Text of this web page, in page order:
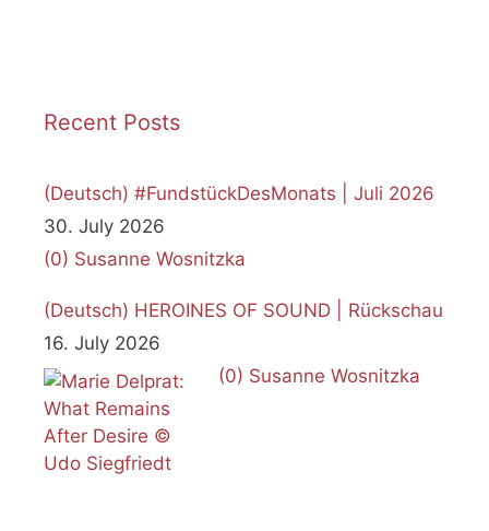
Recent Posts
(Deutsch) #FundstückDesMonats | Juli 2026
30. July 2026
(0) Susanne Wosnitzka
(Deutsch) HEROINES OF SOUND | Rückschau
16. July 2026
(0) Susanne Wosnitzka